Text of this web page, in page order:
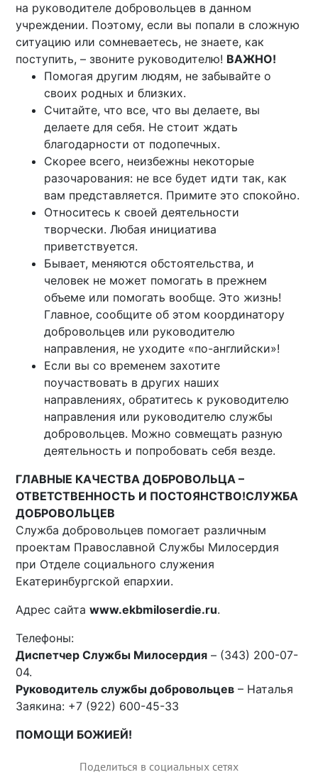
на руководителе добровольцев в данном
учреждении. Поэтому, если вы попали в сложную
ситуацию или сомневаетесь, не знаете, как
поступить, – звоните руководителю! ВАЖНО!
Помогая другим людям, не забывайте о
своих родных и близких.
Считайте, что все, что вы делаете, вы
делаете для себя. Не стоит ждать
благодарности от подопечных.
Скорее всего, неизбежны некоторые
разочарования: не все будет идти так, как
вам представляется. Примите это спокойно.
Относитесь к своей деятельности
творчески. Любая инициатива
приветствуется.
Бывает, меняются обстоятельства, и
человек не может помогать в прежнем
объеме или помогать вообще. Это жизнь!
Главное, сообщите об этом координатору
добровольцев или руководителю
направления, не уходите «по-английски»!
Если вы со временем захотите
поучаствовать в других наших
направлениях, обратитесь к руководителю
направления или руководителю службы
добровольцев. Можно совмещать разную
деятельность и попробовать себя везде.
ГЛАВНЫЕ КАЧЕСТВА ДОБРОВОЛЬЦА –
ОТВЕТСТВЕННОСТЬ И ПОСТОЯНСТВО!СЛУЖБА
ДОБРОВОЛЬЦЕВ
Служба добровольцев помогает различным
проектам Православной Службы Милосердия
при Отделе социального служения
Екатеринбургской епархии.
Адрес сайтаwww.ekbmiloserdie.ru.
Телефоны:
Диспетчер Службы Милосердия – (343) 200-07-
04.
Руководитель службы добровольцев – Наталья
Заякина: +7 (922) 600-45-33
ПОМОЩИ БОЖИЕЙ!
Поделиться в социальных сетях